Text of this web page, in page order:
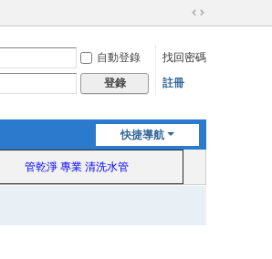
切
到
自動登錄
找回密碼
登錄 註冊
快捷導航
管乾淨 專業 清洗水管